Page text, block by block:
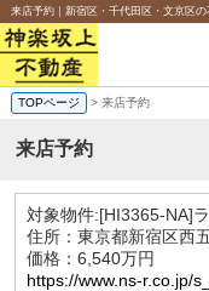
来店予約｜新宿区・千代田区・文京区
TOPページ > 来店予約
来店予約
対象物件:[HI3365-NA]
住所：東京都新宿区西
価格：6,540万円
https://www.ns-r.co.jp/